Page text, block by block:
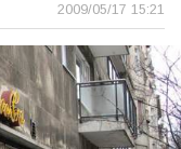
2009/05/17 15:21